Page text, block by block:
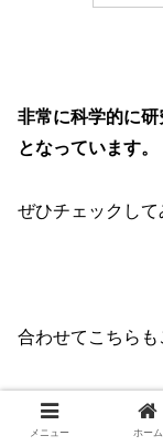
非常に科学的に
となっています。
ぜひチェックして
合わせてこちらも
ブルース・リー
す。
メニュー ホーム